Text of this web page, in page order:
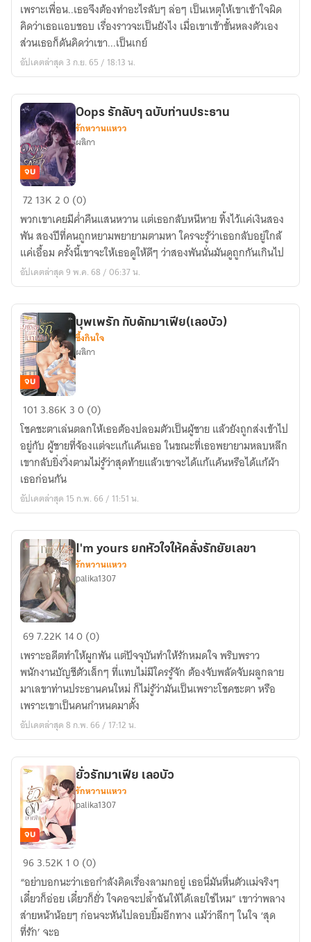
boss
ร้ายกาจ
นัก
รัก
จัง
เพราะเพื่อน..เธอจึงต้องทำอะไรลับๆ ล่อๆ เป็นเหตุให้เขาเข้าใจผิด
คิดว่าเธอแอบชอบ เรื่องราวจะเป็นยังไง เมื่อเขาเข้าขั้นหลงตัวเอง
ส่วนเธอก็ดันคิดว่าเขา...เป็นเกย์
อัปเดตล่าสุด 3 ก.ย. 65 / 18:13 น.
Oops
ลับๆ
ฉบับ
ท่าน
ประธาน
จบ
Oops รักลับๆ ฉบับท่านประธาน
รักหวานแหวว
ผลิกา
72 13K20 (0)
พวกเขาเคยมีค่ำคืนแสนหวาน แต่เธอกลับหนีหาย ทิ้งไว้แค่เงินสอง
พัน สองปีที่คนถูกหยามพยายามตามหา ใครจะรู้ว่าเธอกลับอยู่ใกล้
แค่เอื้อม ครั้งนี้เขาจะให้เธอดูให้ดีๆ ว่าสองพันนั่นมันดูถูกกันเกินไป
อัปเดตล่าสุด 9 พ.ค. 68 / 06:37 น.
บุพ
เพ
รัก
กับ
ดัก
มาเฟีย(เลอ
บัว)
จบ
บุพเพรัก กับดักมาเฟีย(เลอบัว)
ซึ้งกินใจ
ผลิกา
101 3.86K 30 (0)
โชคชะตาเล่นตลกให้เธอต้องปลอมตัวเป็นผู้ชาย แล้วยังถูกส่งเข้าไป
อยู่กับ ผู้ชายที่จ้องแต่จะแก้แค้นเธอ ในขณะที่เธอพยายามหลบหลีก
เขากลับยิ่งวิ่งตามไม่รู้ว่าสุดท้ายแล้วเขาจะได้แก้แค้นหรือได้แก้ผ้า
เธอก่อนกัน
อัปเดตล่าสุด 15 ก.พ. 66 / 11:51 น.
I'm
ยก
หัวใจ
ให้
คลั่ง
รัก
เลขา
I'm yours ยกหัวใจให้คลั่งรักยัยเลขา
รักหวานแหวว
palika1307
697.22K 140 (0)
เพราะอดีตทำให้ผูกพัน แต่ปัจจุบันทำให้รักหมดใจ พริบพราว
พนักงานบัญชีตัวเล็กๆ ที่แทบไม่มีใครรู้จัก ต้องจับพลัดจับผลูกลาย
มาเลขาท่านประธานคนใหม่ ก็ไม่รู้ว่ามันเป็นเพราะโชคชะตา หรือ
เพราะเขาเป็นคนกำหนดมาตั้ง
อัปเดตล่าสุด 8 ก.พ. 66 / 17:12 น.
ยั่ว
มาเฟีย
เลอ
บัว
จบ
ยั่วรักมาเฟีย เลอบัว
รักหวานแหวว
palika1307
963.52K 10 (0)
“อย่าบอกนะว่าเธอกำลังคิดเรื่องลามกอยู่ เธอนี่มันหื่นตัวแม่จริงๆ
เดี๋ยวก็อ่อย เดี๋ยวก็ยั่ว ใจคอจะปล้ำฉันให้ได้เลยใช่ไหม” เขาว่าพลาง
ส่ายหน้าน้อยๆ ก่อนจะหันไปลอบยิ้มอีกทาง แม้ว่าลึกๆ ในใจ ‘สุด
ที่รัก’ จะอ